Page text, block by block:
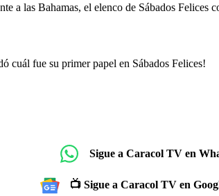
a las Bahamas, el elenco de Sábados Felices
cuál fue su primer papel en Sábados Felices!
Sigue a Caracol TV en
📺 Sigue a Caracol TV en